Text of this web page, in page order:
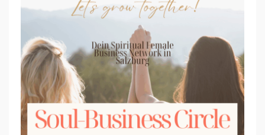
O
L
-
B
U
S